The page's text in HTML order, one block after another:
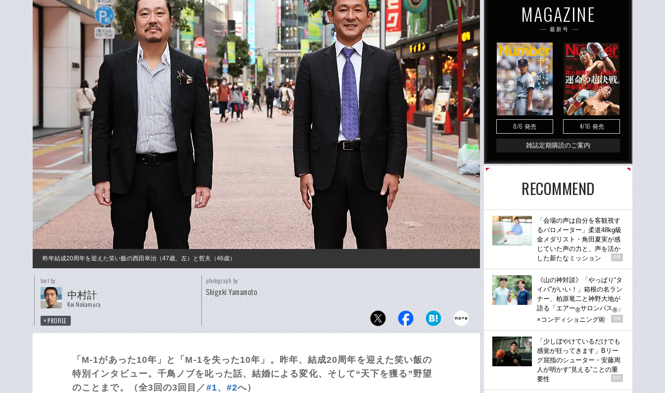
昨年結成20周年を迎えた笑い飯の西田幸治（47歳、左）と哲夫（46歳）
text by
中村計
Kei Nakamura
PROFILE
photograph by
Shigeki Yamamoto
「M-1があった10年」と「M-1を失った10年」。昨年、結成20周年を迎えた笑い飯の
特別インタビュー。千鳥ノブを叱った話、結婚による変化、そして“天下を獲る”野望
のことまで。（全3回の3回目／ #1、 #2へ）
MAGAZINE
最新号
8/6 発売 4/16 発売
雑誌定期購読のご案内
RECOMMEND
「会場の声は自分を客観視す
るバロメーター」柔道48kg級
金メダリスト・角田夏実が感
じていた声の力と、声を活か
した新たなミッション
PR
《山の神対談》「やっぱり“タ
イパ”がいい！」箱根の名ラン
ナー、柏原竜二と神野大地が
語る「エアー®サロンパス® 」
×コンディショニング術
PR
「少しぼやけているだけでも
感覚が狂ってきます」Bリー
グ屈指のシューター・安藤周
人が明かす“見える”ことの重
要性
PR